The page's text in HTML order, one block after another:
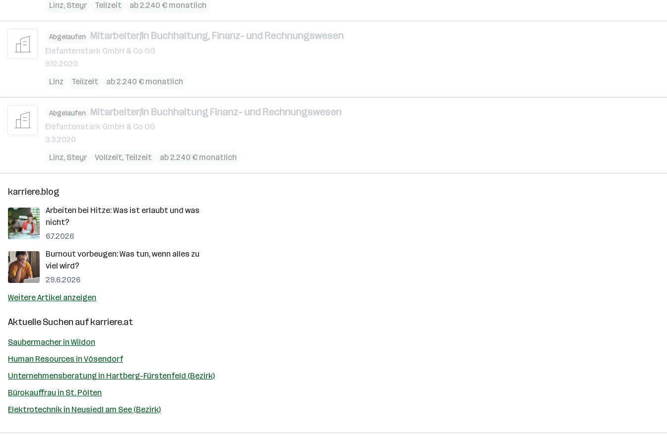
Linz, Steyr Teilzeit ab 2.240 € monatlich
Abgelaufen Mitarbeiter/in Buchhaltung, Finanz- und Rechnungswesen
Elefantenstark GmbH & Co OG
9.12.2020
Linz
Teilzeit ab 2.240 € monatlich
Abgelaufen Mitarbeiter/in Buchhaltung Finanz- und Rechnungswesen
Elefantenstark GmbH & Co OG
3.3.2020
Linz, Steyr Vollzeit, Teilzeit ab 2.240 € monatlich
karriere.blog
Arbeiten bei Hitze: Was ist erlaubt und was
nicht?
6.7.2026
Burnout vorbeugen: Was tun, wenn alles zu
viel wird?
29.6.2026
Weitere Artikel anzeigen
Aktuelle Suchen aufkarriere.at
Saubermacher in Wildon
Human Resources in Vösendorf
Unternehmensberatung in Hartberg-Fürstenfeld (Bezirk)
Bürokauffrau in St. Pölten
Elektrotechnik in Neusiedl am See (Bezirk)